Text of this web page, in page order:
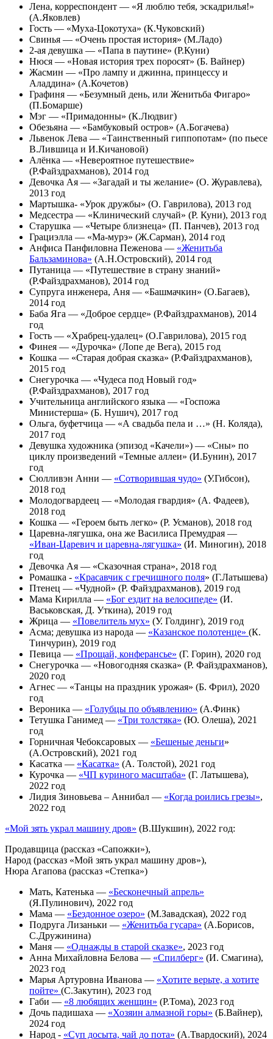
Лена, корреспондент — «Я люблю тебя, эскадрилья!»
(А.Яковлев)
Гость — «Муха-Цокотуха» (К.Чуковский)
Свинья — «Очень простая история» (М.Ладо)
2-ая девушка — «Папа в паутине» (Р.Куни)
Нюся — «Новая история трех поросят» (Б. Вайнер)
Жасмин — «Про лампу и джинна, принцессу и
Аладдина» (А.Кочетов)
Графиня — «Безумный день, или Женитьба Фигаро»
(П.Бомарше)
Мэг — «Примадонны» (К.Людвиг)
Обезьяна — «Бамбуковый остров» (А.Богачева)
Львенок Лева — «Таинственный гиппопотам» (по пьесе
В.Лившица и И.Кичановой)
Алёнка — «Невероятное путешествие»
(Р.Файздрахманов), 2014 год
Девочка Ая — «Загадай и ты желание» (О. Журавлева),
2013 год
Мартышка- «Урок дружбы» (О. Гаврилова), 2013 год
Медсестра — «Клинический случай» (Р. Куни), 2013 год
Старушка — «Четыре близнеца» (П. Панчев), 2013 год
Грациэлла — «Ма-мурэ» (Ж.Сарман), 2014 год
Анфиса Панфиловна Пеженова — «Женитьба
Бальзаминова» (А.Н.Островский), 2014 год
Путаница — «Путешествие в страну знаний»
(Р.Файздрахманов), 2014 год
Супруга инженера, Аня — «Башмачкин» (О.Багаев),
2014 год
Баба Яга — «Доброе сердце» (Р.Файздрахманов), 2014
год
Гость — «Храбрец-удалец» (О.Гаврилова), 2015 год
Финея — «Дурочка» (Лопе де Вега), 2015 год
Кошка — «Старая добрая сказка» (Р.Файздрахманов),
2015 год
Снегурочка — «Чудеса под Новый год»
(Р.Файздрахманов), 2017 год
Учительница английского языка — «Госпожа
Министерша» (Б. Нушич), 2017 год
Ольга, буфетчица — «А свадьба пела и …» (Н. Коляда),
2017 год
Девушка художника (эпизод «Качели») — «Сны» по
циклу произведений «Темные аллеи» (И.Бунин), 2017
год
Сюлливэн Анни — «Сотворившая чудо» (У.Гибсон),
2018 год
Молодогвардеец — «Молодая гвардия» (А. Фадеев),
2018 год
Кошка — «Героем быть легко» (Р. Усманов), 2018 год
Царевна-лягушка, она же Василиса Премудрая —
«Иван-Царевич и царевна-лягушка» (И. Миногин), 2018
год
Девочка Ая — «Сказочная страна», 2018 год
Ромашка - «Красавчик с гречишного поля» (Г.Латышева)
Птенец — «Чудной» (Р. Файздрахманов), 2019 год
Мама Кирилла — «Бог ездит на велосипеде» (И.
Васьковская, Д. Уткина), 2019 год
Жрица — «Повелитель мух» (У. Голдинг), 2019 год
Асма; девушка из народа — «Казанское полотенце» (К.
Тинчурин), 2019 год
Певица — «Прощай, конферансье» (Г. Горин), 2020 год
Снегурочка — «Новогодняя сказка» (Р. Файздрахманов),
2020 год
Агнес — «Танцы на праздник урожая» (Б. Фрил), 2020
год
Вероника — «Голубцы по объявлению» (А.Финк)
Тетушка Ганимед — «Три толстяка» (Ю. Олеша), 2021
год
Горничная Чебоксаровых — «Бешеные деньги»
(А.Островский), 2021 год
Касатка — «Касатка» (А. Толстой), 2021 год
Курочка — «ЧП куриного масштаба» (Г. Латышева),
2022 год
Лидия Зиновьева – Аннибал — «Когда роились грезы»,
2022 год
«Мой зять украл машину дров» (В.Шукшин), 2022 год:
Продавщица (рассказ «Сапожки»),
Народ (рассказ «Мой зять украл машину дров»),
Нюра Агапова (рассказ «Степка»)
Мать, Катенька — «Бесконечный апрель»
(Я.Пулинович), 2022 год
Мама — «Бездонное озеро» (М.Завадская), 2022 год
Подруга Лизаньки — «Женитьба гусара» (А.Борисов,
С.Дружинина)
Маня — «Однажды в старой сказке», 2023 год
Анна Михайловна Белова — «Спилберг» (И. Смагина),
2023 год
Марья Артуровна Иванова — «Хотите верьте, а хотите
пойте» (С.Закутин), 2023 год
Габи — «8 любящих женщин» (Р.Тома), 2023 год
Дочь падишаха — «Хозяин алмазной горы» (Б.Вайнер),
2024 год
Народ - «Суп досыта, чай до пота» (А.Твардоский), 2024